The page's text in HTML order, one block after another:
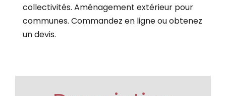
collectivités. Aménagement extérieur pour
communes. Commandez en ligne ou obtenez
un devis.